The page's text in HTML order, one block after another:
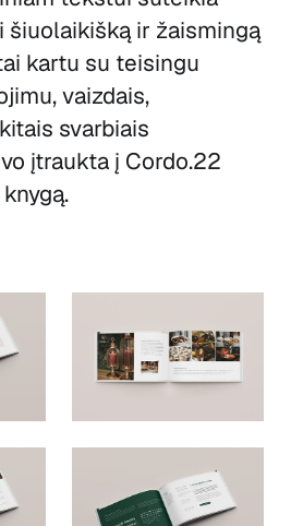
šiuolaikišką ir žaismingą
kartu su teisingu
vaizdais,
svarbiais
įtraukta į Cordo.22